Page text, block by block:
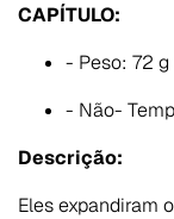
CAPÍTULO:
- Peso: 72 g
- Não-
Descrição:
Eles expandiram